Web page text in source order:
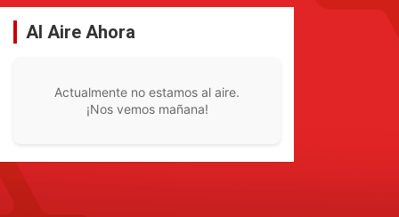
Saltar
contenido
Al Aire Ahora
Actualmente no estamos al aire.
¡Nos vemos mañana!